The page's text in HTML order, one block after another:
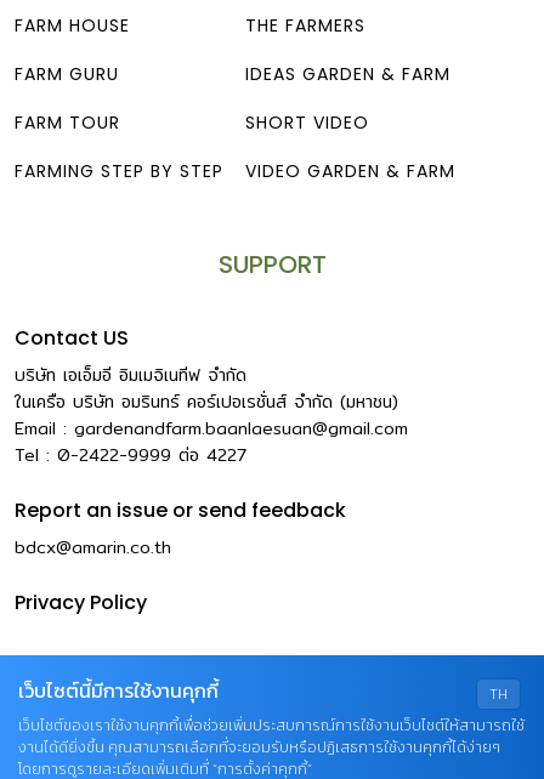
FARM HOUSE
FARM GURU
FARM TOUR
FARMING STEP BY STEP
THE FARMERS
IDEAS GARDEN & FARM
SHORT VIDEO
VIDEO GARDEN & FARM
SUPPORT
Contact US
บริษัท เอเอ็มอี อิมเมจิเนทีฟ จำกัด
ในเครือ บริษัท อมรินทร์ คอร์เปอเรชั่นส์ จำกัด (มหาชน)
Email : gardenandfarm.baanlaesuan@gmail.com
Tel : 0-2422-9999 ต่อ 4227
Report an issue or send feedback
bdcx@amarin.co.th
Privacy Policy
TH
เว็บไซต์นี้มีการใช้งานคุกกี้
เว็บไซต์ของเราใช้งานคุกกี้เพื่อช่วยเพิ่มประสบการณ์การใช้งานเว็บไซต์ให้สามารถใช้
งานได้ดียิ่งขึ้น คุณสามารถเลือกที่จะยอมรับหรือปฏิเสธการใช้งานคุกกี้ได้ง่ายๆ
โดยการดูรายละเอียดเพิ่มเติมที่ “การตั้งค่าคุกกี้”